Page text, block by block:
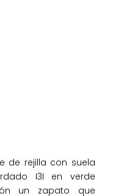
de rejilla con suela
I3I en verde
un zapato que